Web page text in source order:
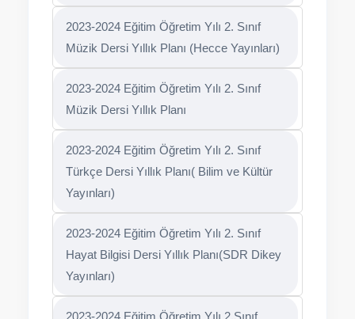
2023-2024 Eğitim Öğretim Yılı 2. Sınıf
Müzik Dersi Yıllık Planı (Hecce Yayınları)
2023-2024 Eğitim Öğretim Yılı 2. Sınıf
Müzik Dersi Yıllık Planı
2023-2024 Eğitim Öğretim Yılı 2. Sınıf
Türkçe Dersi Yıllık Planı( Bilim ve Kültür
Yayınları)
2023-2024 Eğitim Öğretim Yılı 2. Sınıf
Hayat Bilgisi Dersi Yıllık Planı(SDR Dikey
Yayınları)
2023-2024 Eğitim Öğretim Yılı 2.Sınıf